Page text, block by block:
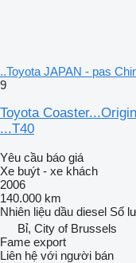
..Toyota JAPAN - pas
9
Toyota
...T40
Yêu cầu báo giá
Xe buýt - xe khách
2006
140.000 km
Nhiên liệu dầu diesel Số
Bỉ, City of Brussels
Fame export
Liên hệ với người bán